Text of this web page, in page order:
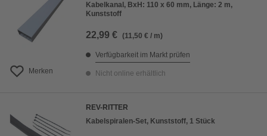
Merken
Kabelkanal, BxH: 110 x 60 mm, Länge: 2 m,
Kunststoff
22,99 € (11,50 € / m)
Verfügbarkeit im Markt prüfen
Nicht online erhältlich
REV-RITTER
Kabelspiralen-Set, Kunststoff, 1 Stück